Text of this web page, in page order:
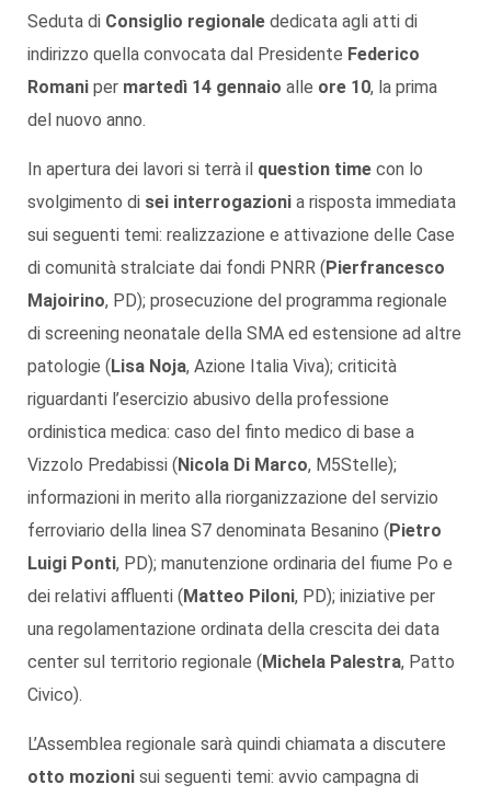
Seduta di Consiglio regionale dedicata agli atti di
indirizzo quella convocata dal Presidente Federico
Romani per martedì 14 gennaio alle ore 10, la prima
del nuovo anno.
In apertura dei lavori si terrà il question time con lo
svolgimento di sei interrogazioni a risposta immediata
sui seguenti temi: realizzazione e attivazione delle Case
di comunità stralciate dai fondi PNRR (Pierfrancesco
Majoirino, PD); prosecuzione del programma regionale
di screening neonatale della SMA ed estensione ad altre
patologie (Lisa Noja, Azione Italia Viva); criticità
riguardanti l’esercizio abusivo della professione
ordinistica medica: caso del finto medico di base a
Vizzolo Predabissi (Nicola Di Marco, M5Stelle);
informazioni in merito alla riorganizzazione del servizio
ferroviario della linea S7 denominata Besanino (Pietro
Luigi Ponti, PD); manutenzione ordinaria del fiume Po e
dei relativi affluenti (Matteo Piloni, PD); iniziative per
una regolamentazione ordinata della crescita dei data
center sul territorio regionale (Michela Palestra, Patto
Civico).
L’Assemblea regionale sarà quindi chiamata a discutere
otto mozioni sui seguenti temi: avvio campagna di